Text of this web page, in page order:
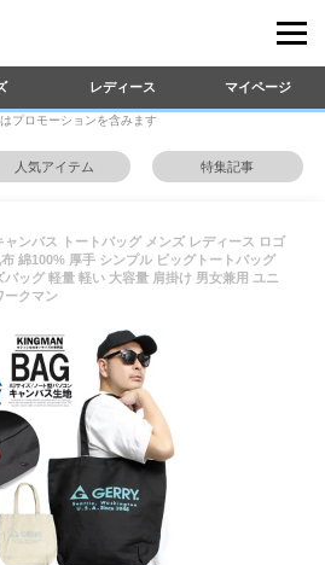
レディース マイページ
プロモーションを含みます
人気アイテム 特集記事
ンバス トートバッグ メンズ レディース ロゴ
綿100% 厚手 シンプル ビッグトートバッグ
ッグ 軽量 軽い 大容量 肩掛け 男女兼用 ユニ
ークマン